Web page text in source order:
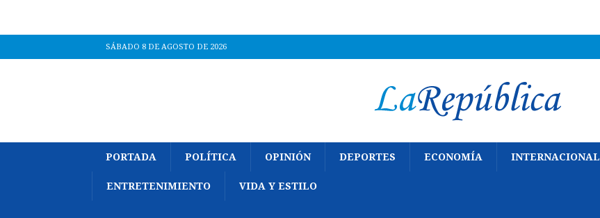
SÁBADO 8 DE AGOSTO DE 2026
PORTADA POLÍTICA OPINIÓN DEPORTES ECONOMÍA INTERNACIONAL
ENTRETENIMIENTO VIDA Y ESTILO